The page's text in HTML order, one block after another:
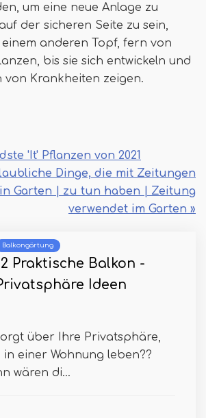
um eine neue Anlage zu
der sicheren Seite zu sein,
anderen Topf, fern von
bis sie sich entwickeln und
von Krankheiten zeigen.
'It' Pflanzen von 2021
Dinge, die mit Zeitungen
in Garten | zu tun haben | Zeitung
verwendet im Garten »
Balkongärtung
Praktische Balkon -
Ideen
über Ihre Privatsphäre,
in einer Wohnung leben??
wären di...